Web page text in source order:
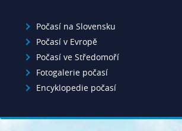
Počasí na Slovensku
Počasí v Evropě
Počasí ve Středomoří
Fotogalerie počasí
Encyklopedie počasí